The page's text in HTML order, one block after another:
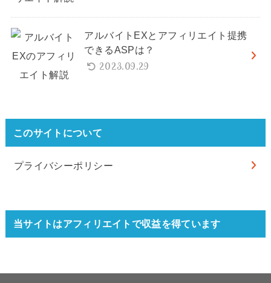
アルバイトEXとアフィリエイト提携
できるASPは？
2023.09.29
このサイトについて
プライバシーポリシー
当サイトはアフィリエイトで収益を得ています